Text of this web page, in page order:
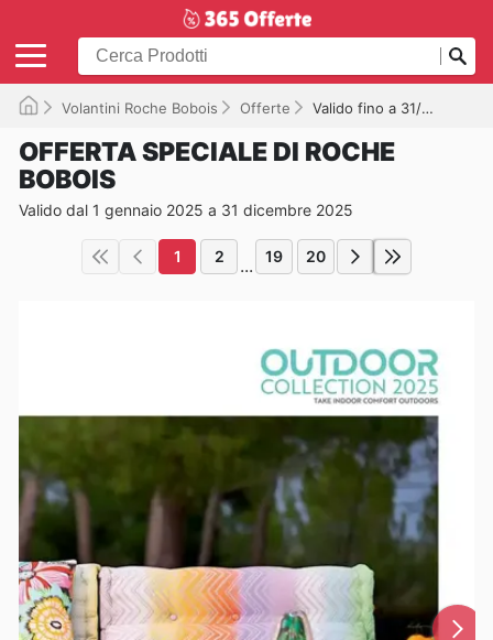
Volantini Roche Bobois Offerte Valido fino a 31/12/2025
OFFERTA SPECIALE DI ROCHE
BOBOIS
Valido dal 1 gennaio 2025 a 31 dicembre 2025
1 2 ... 19 20